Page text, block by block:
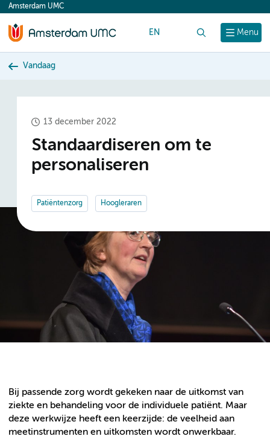
content
Menu
Amsterdam UMC
EN
Vandaag
13 december 2022
Standaardiseren om te
personaliseren
Patiëntenzorg Hoogleraren
Bij passende zorg wordt gekeken naar de uitkomst van
ziekte en behandeling voor de individuele patiënt. Maar
deze werkwijze heeft een keerzijde: de veelheid aan
meetinstrumenten en uitkomsten wordt onwerkbaar.